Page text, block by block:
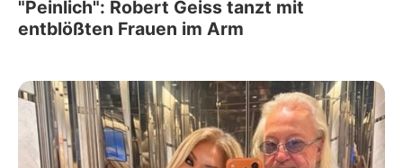
"Peinlich": Robert Geiss tanzt mit
entblößten Frauen im Arm